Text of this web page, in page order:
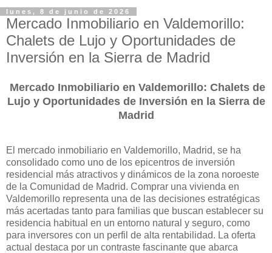
lunes, 8 de junio de 2026
Mercado Inmobiliario en Valdemorillo:
Chalets de Lujo y Oportunidades de
Inversión en la Sierra de Madrid
Mercado Inmobiliario en Valdemorillo: Chalets de
Lujo y Oportunidades de Inversión en la Sierra de
Madrid
El mercado inmobiliario en Valdemorillo, Madrid, se ha
consolidado como uno de los epicentros de inversión
residencial más atractivos y dinámicos de la zona noroeste
de la Comunidad de Madrid. Comprar una vivienda en
Valdemorillo representa una de las decisiones estratégicas
más acertadas tanto para familias que buscan establecer su
residencia habitual en un entorno natural y seguro, como
para inversores con un perfil de alta rentabilidad. La oferta
actual destaca por un contraste fascinante que abarca